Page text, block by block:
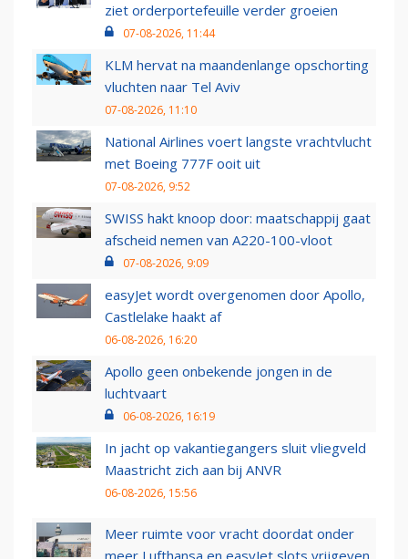
ziet orderportefeuille verder groeien
07-08-2026, 11:44
KLM hervat na maandenlange opschorting
vluchten naar Tel Aviv
07-08-2026, 11:10
National Airlines voert langste vrachtvlucht
met Boeing 777F ooit uit
07-08-2026, 9:52
SWISS hakt knoop door: maatschappij gaat
afscheid nemen van A220-100-vloot
07-08-2026, 9:09
easyJet wordt overgenomen door Apollo,
Castlelake haakt af
06-08-2026, 16:20
Apollo geen onbekende jongen in de
luchtvaart
06-08-2026, 16:19
In jacht op vakantiegangers sluit vliegveld
Maastricht zich aan bij ANVR
06-08-2026, 15:56
Meer ruimte voor vracht doordat onder